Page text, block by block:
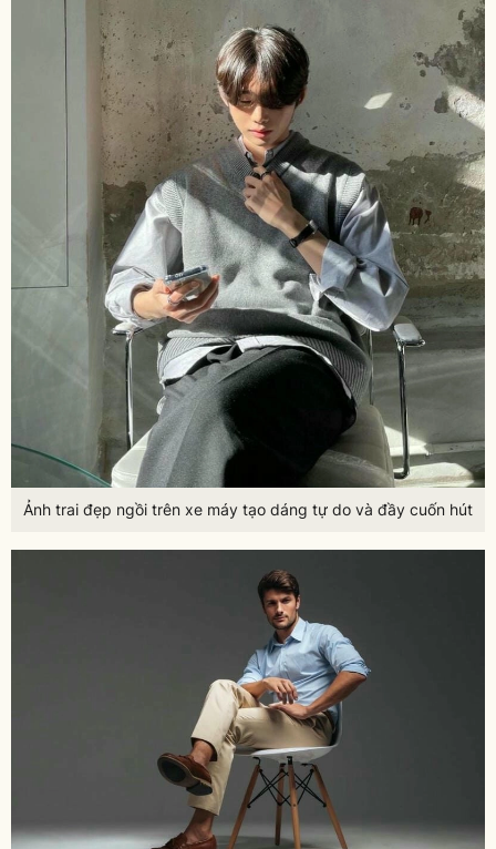
Ảnh trai đẹp ngồi trên xe máy tạo dáng tự do và đầy cuốn hút